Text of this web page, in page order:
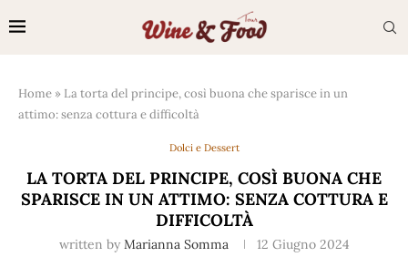
Home » La torta del principe, così buona che sparisce in un
attimo: senza cottura e difficoltà
Dolci e Dessert
LA TORTA DEL PRINCIPE, COSÌ BUONA CHE
SPARISCE IN UN ATTIMO: SENZA COTTURA E
DIFFICOLTÀ
written by Marianna Somma 12 Giugno 2024